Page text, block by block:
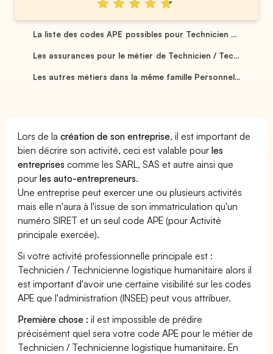
La liste des codes APE possibles pour Technicien ...
Les assurances pour le métier de Technicien / Tec...
Les autres métiers dans la même famille Personnel...
Lors de lacréation de son entreprise, il est important de
bien décrire son activité, ceci est valable pourles
entreprises comme les SARL, SAS et autre ainsi que
pourles auto-entrepreneurs.
Une entreprise peut exercer une ou plusieurs activités
mais elle n'aura à l'issue de son immatriculation qu'un
numéro SIRET et un seul code APE (pour Activité
principale exercée).
Si votre activité professionnelle principale est :
Technicien / Technicienne logistique humanitaire alors il
est important d'avoir une certaine visibilité sur les codes
APE que l'administration (INSEE) peut vous attribuer.
Première chose : il est impossible de prédire
précisément quel sera votre code APE pour le métier de
Technicien / Technicienne logistique humanitaire. En